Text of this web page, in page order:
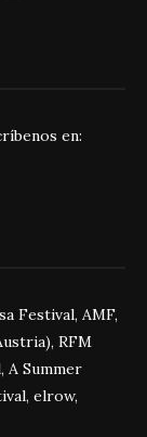
en:
Festival, AMF,
RFM
A Summer
elrow,